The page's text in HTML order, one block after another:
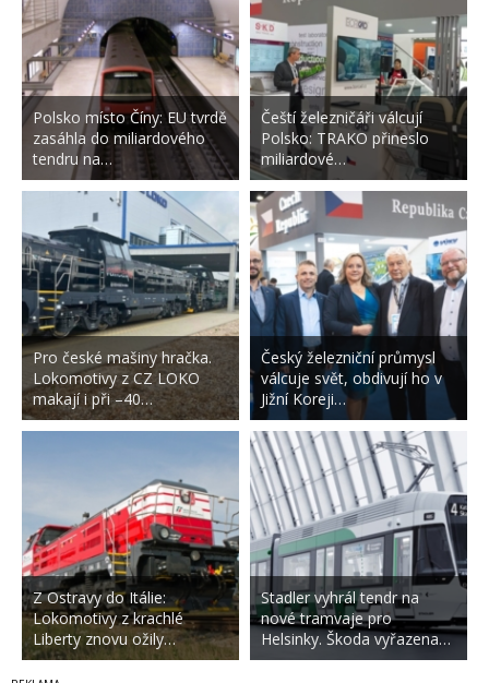
Polsko místo Číny: EU tvrdě
zasáhla do miliardového
tendru na…
Pro české mašiny hračka.
Lokomotivy z CZ LOKO
makají i při –40…
Z Ostravy do Itálie:
Lokomotivy z krachlé
Liberty znovu ožily…
Čeští železničáři válcují
Polsko: TRAKO přineslo
miliardové…
Český železniční průmysl
válcuje svět, obdivují ho v
Jižní Koreji…
Stadler vyhrál tendr na
nové tramvaje pro
Helsinky. Škoda vyřazena…